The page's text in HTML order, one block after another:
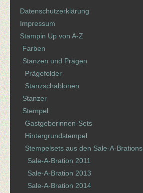
Datenschutzerklärung
Impressum
Stampin Up von A-Z
Farben
Stanzen und Prägen
Prägefolder
Stanzschablonen
Stanzer
Stempel
Gastgeberinnen-Sets
Hintergrundstempel
Stempelsets aus den Sale-A-Brations
Sale-A-Bration 2011
Sale-A-Bration 2013
Sale-A-Bration 2014